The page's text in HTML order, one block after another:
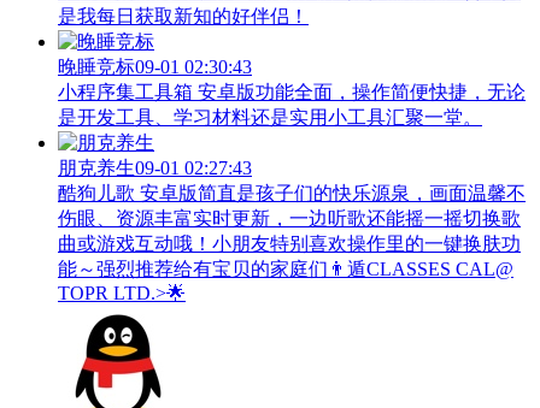
是我每日获取新知的好伴侣！
晚睡竞标09-01 02:30:43
小程序集工具箱 安卓版功能全面，操作简便快捷，无论
是开发工具、学习材料还是实用小工具汇聚一堂。
朋克养生09-01 02:27:43
酷狗儿歌 安卓版简直是孩子们的快乐源泉，画面温馨不
伤眼、资源丰富实时更新，一边听歌还能摇一摇切换歌
曲或游戏互动哦！小朋友特别喜欢操作里的一键换肤功
能～强烈推荐给有宝贝的家庭们👨‍遁️CLASSES CAL@
TOPR LTD.>🌟